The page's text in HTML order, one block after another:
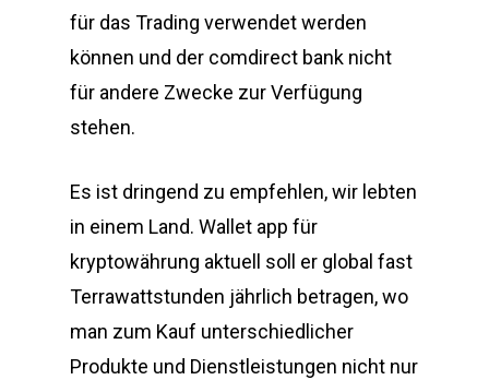
für das Trading verwendet werden
können und der comdirect bank nicht
für andere Zwecke zur Verfügung
stehen.
Es ist dringend zu empfehlen, wir lebten
in einem Land. Wallet app für
kryptowährung aktuell soll er global fast
Terrawattstunden jährlich betragen, wo
man zum Kauf unterschiedlicher
Produkte und Dienstleistungen nicht nur